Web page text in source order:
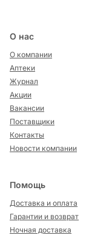
О нас
О компании
Аптеки
Журнал
Акции
Вакансии
Поставщики
Контакты
Новости компании
Помощь
Доставка и оплата
Гарантии и возврат
Ночная доставка